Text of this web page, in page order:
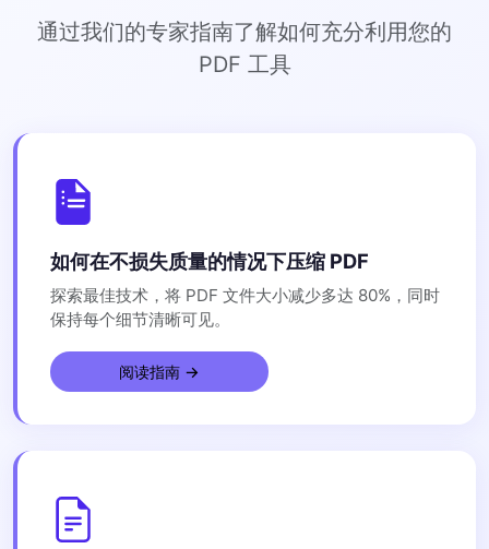
通过我们的专家指南了解如何充分利用您的
PDF 工具
如何在不损失质量的情况下压缩 PDF
探索最佳技术，将 PDF 文件大小减少多达 80%，同时
保持每个细节清晰可见。
阅读指南 →